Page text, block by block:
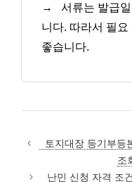
→
서류는 발급
니다. 따라서 필요
좋습니다.
토지대장 등기부등
조
난민 신청 자격 조